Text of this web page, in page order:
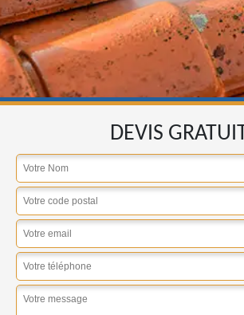
DEVIS GRATUIT